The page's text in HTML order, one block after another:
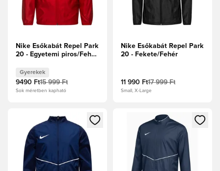
Nike Esőkabát Repel Park
20 - Egyetemi piros/Fehér
Gyerekek
9490 Ft15 999 Ft
Sok méretben kapható
Nike Esőkabát Repel Park
20 - Fekete/Fehér
11 990 Ft17 999 Ft
Small, X-Large
Megnyit egy modált a bejelentkezéshez vagy a tagként
Megnyit egy modált a